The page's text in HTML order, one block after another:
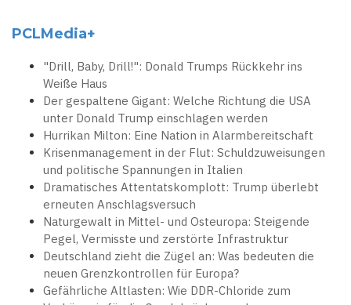
PCLMedia+
"Drill, Baby, Drill!": Donald Trumps Rückkehr ins
Weiße Haus
Der gespaltene Gigant: Welche Richtung die USA
unter Donald Trump einschlagen werden
Hurrikan Milton: Eine Nation in Alarmbereitschaft
Krisenmanagement in der Flut: Schuldzuweisungen
und politische Spannungen in Italien
Dramatisches Attentatskomplott: Trump überlebt
erneuten Anschlagsversuch
Naturgewalt in Mittel- und Osteuropa: Steigende
Pegel, Vermisste und zerstörte Infrastruktur
Deutschland zieht die Zügel an: Was bedeuten die
neuen Grenzkontrollen für Europa?
Gefährliche Altlasten: Wie DDR-Chloride zum